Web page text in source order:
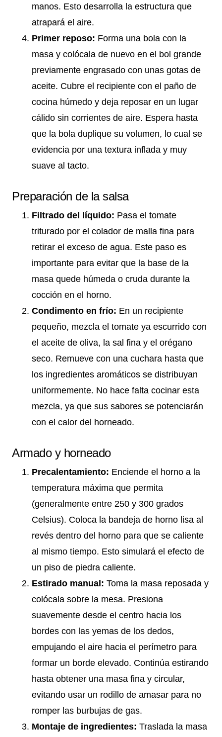
manos. Esto desarrolla la estructura que
atrapará el aire.
Primer reposo: Forma una bola con la
masa y colócala de nuevo en el bol grande
previamente engrasado con unas gotas de
aceite. Cubre el recipiente con el paño de
cocina húmedo y deja reposar en un lugar
cálido sin corrientes de aire. Espera hasta
que la bola duplique su volumen, lo cual se
evidencia por una textura inflada y muy
suave al tacto.
Preparación de la salsa
Filtrado del líquido: Pasa el tomate
triturado por el colador de malla fina para
retirar el exceso de agua. Este paso es
importante para evitar que la base de la
masa quede húmeda o cruda durante la
cocción en el horno.
Condimento en frío: En un recipiente
pequeño, mezcla el tomate ya escurrido con
el aceite de oliva, la sal fina y el orégano
seco. Remueve con una cuchara hasta que
los ingredientes aromáticos se distribuyan
uniformemente. No hace falta cocinar esta
mezcla, ya que sus sabores se potenciarán
con el calor del horneado.
Armado y horneado
Precalentamiento: Enciende el horno a la
temperatura máxima que permita
(generalmente entre 250 y 300 grados
Celsius). Coloca la bandeja de horno lisa al
revés dentro del horno para que se caliente
al mismo tiempo. Esto simulará el efecto de
un piso de piedra caliente.
Estirado manual: Toma la masa reposada y
colócala sobre la mesa. Presiona
suavemente desde el centro hacia los
bordes con las yemas de los dedos,
empujando el aire hacia el perímetro para
formar un borde elevado. Continúa estirando
hasta obtener una masa fina y circular,
evitando usar un rodillo de amasar para no
romper las burbujas de gas.
Montaje de ingredientes: Traslada la masa